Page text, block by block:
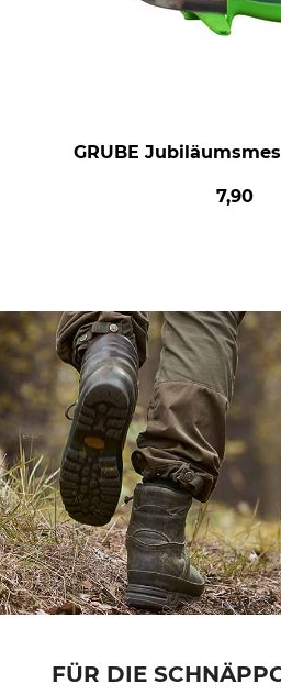
GRUBE
7,90
FÜR DIE